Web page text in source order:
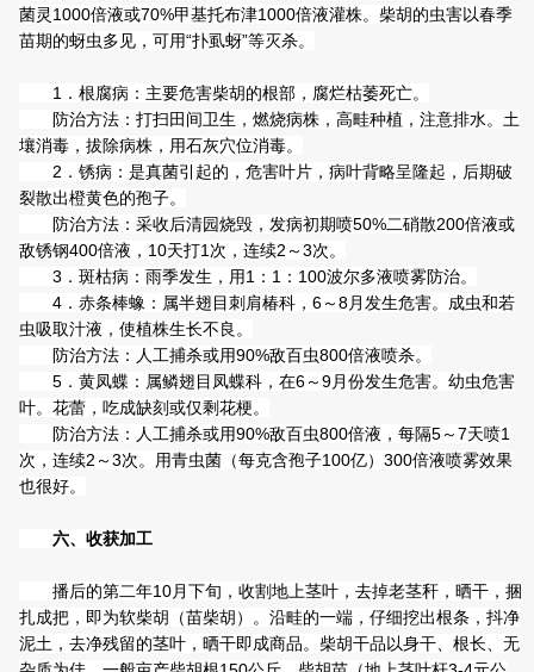
菌灵1000倍液或70%甲基托布津1000倍液灌株。柴胡的虫害以春季
苗期的蚜虫多见，可用“扑虱蚜”等灭杀。
1．根腐病：主要危害柴胡的根部，腐烂枯萎死亡。
防治方法：打扫田间卫生，燃烧病株，高畦种植，注意排水。土
壤消毒，拔除病株，用石灰穴位消毒。
2．锈病：是真菌引起的，危害叶片，病叶背略呈隆起，后期破
裂散出橙黄色的孢子。
防治方法：采收后清园烧毁，发病初期喷50%二硝散200倍液或
敌锈钢400倍液，10天打1次，连续2～3次。
3．斑枯病：雨季发生，用1：1：100波尔多液喷雾防治。
4．赤条棒蟓：属半翅目刺肩椿科，6～8月发生危害。成虫和若
虫吸取汁液，使植株生长不良。
防治方法：人工捕杀或用90%敌百虫800倍液喷杀。
5．黄凤蝶：属鳞翅目凤蝶科，在6～9月份发生危害。幼虫危害
叶。花蕾，吃成缺刻或仅剩花梗。
防治方法：人工捕杀或用90%敌百虫800倍液，每隔5～7天喷1
次，连续2～3次。用青虫菌（每克含孢子100亿）300倍液喷雾效果
也很好。
六、收获加工
播后的第二年10月下旬，收割地上茎叶，去掉老茎秆，晒干，捆
扎成把，即为软柴胡（苗柴胡）。沿畦的一端，仔细挖出根条，抖净
泥土，去净残留的茎叶，晒干即成商品。柴胡干品以身干、根长、无